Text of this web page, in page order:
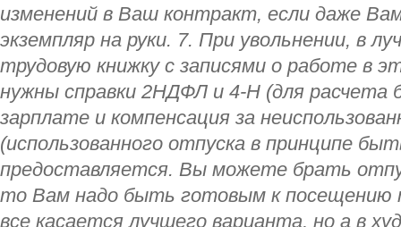
изменений в Ваш контракт, если даже
экземпляр на руки. 7. При увольнении, в
трудовую книжку с записями о работе в
нужны справки 2НДФЛ и 4-Н (для расчета
зарплате и компенсация за
(использованного отпуска в принципе
предоставляется. Вы можете брать
то Вам надо быть готовым к посещению
все касается лучшего варианта, но а в